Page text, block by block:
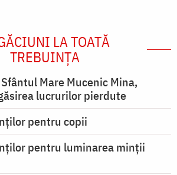
LA TOATĂ
TREBUINȚA
Mare Mucenic Mina,
lucrurilor pierdute
pentru copii
pentru luminarea minţii